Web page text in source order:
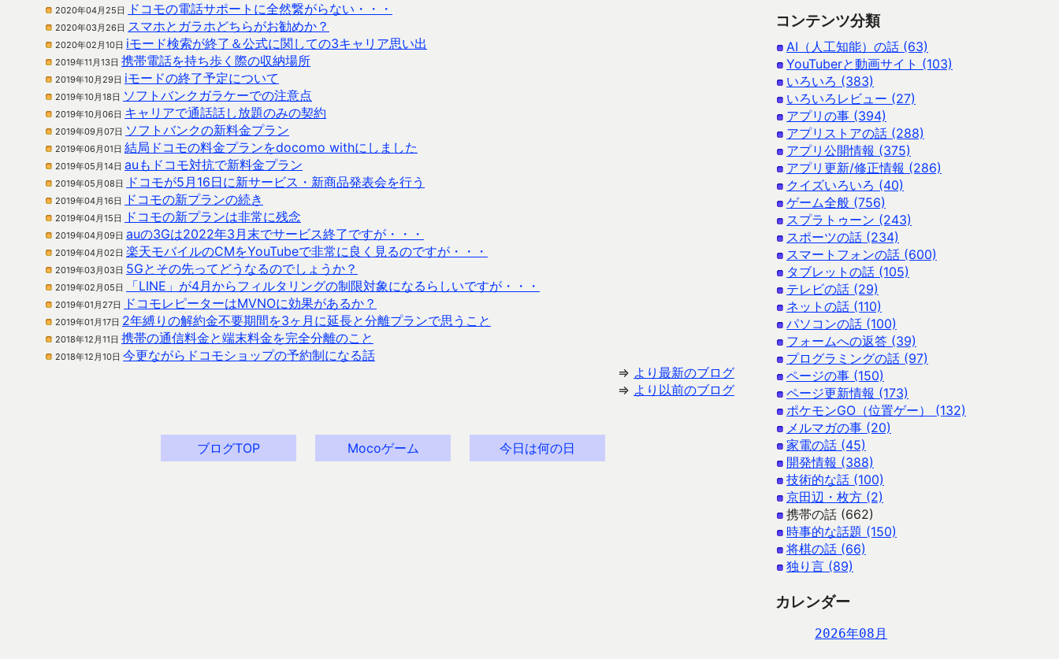
2020年04月25日 ドコモの電話サポートに全然繋がらない・・・
2020年03月26日 スマホとガラホどちらがお勧めか？
2020年02月10日 iモード検索が終了＆公式に関しての3キャリア思い出
2019年11月13日 携帯電話を持ち歩く際の収納場所
2019年10月29日 iモードの終了予定について
2019年10月18日 ソフトバンクガラケーでの注意点
2019年10月06日 キャリアで通話話し放題のみの契約
2019年09月07日 ソフトバンクの新料金プラン
2019年06月01日 結局ドコモの料金プランをdocomo withにしました
2019年05月14日 auもドコモ対抗で新料金プラン
2019年05月08日 ドコモが5月16日に新サービス・新商品発表会を行う
2019年04月16日 ドコモの新プランの続き
2019年04月15日 ドコモの新プランは非常に残念
2019年04月09日 auの3Gは2022年3月末でサービス終了ですが・・・
2019年04月02日 楽天モバイルのCMをYouTubeで非常に良く見るのですが・・・
2019年03月03日 5Gとその先ってどうなるのでしょうか？
2019年02月05日 「LINE」が4月からフィルタリングの制限対象になるらしいですが・・・
2019年01月27日 ドコモレピーターはMVNOに効果があるか？
2019年01月17日 2年縛りの解約金不要期間を3ヶ月に延長と分離プランで思うこと
2018年12月11日 携帯の通信料金と端末料金を完全分離のこと
2018年12月10日 今更ながらドコモショップの予約制になる話
⇒ より最新のブログ
⇒ より以前のブログ
ブログTOP Mocoゲーム 今日は何の日
コンテンツ分類
AI（人工知能）の話 (63)
YouTuberと動画サイト (103)
いろいろ (383)
いろいろレビュー (27)
アプリの事 (394)
アプリストアの話 (288)
アプリ公開情報 (375)
アプリ更新/修正情報 (286)
クイズいろいろ (40)
ゲーム全般 (756)
スプラトゥーン (243)
スポーツの話 (234)
スマートフォンの話 (600)
タブレットの話 (105)
テレビの話 (29)
ネットの話 (110)
パソコンの話 (100)
フォームへの返答 (39)
プログラミングの話 (97)
ページの事 (150)
ページ更新情報 (173)
ポケモンGO（位置ゲー） (132)
メルマガの事 (20)
家電の話 (45)
開発情報 (388)
技術的な話 (100)
京田辺・枚方 (2)
携帯の話 (662)
時事的な話題 (150)
将棋の話 (66)
独り言 (89)
カレンダー
2026年08月